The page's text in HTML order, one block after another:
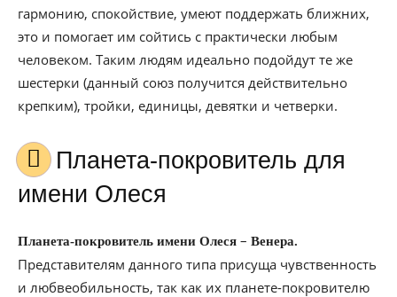
гармонию, спокойствие, умеют поддержать ближних,
это и помогает им сойтись с практически любым
человеком. Таким людям идеально подойдут те же
шестерки (данный союз получится действительно
крепким), тройки, единицы, девятки и четверки.
Планета-покровитель для
имени Олеся
Планета-покровитель имени Олеся – Венера.
Представителям данного типа присуща чувственность
и любвеобильность, так как их планете-покровителю